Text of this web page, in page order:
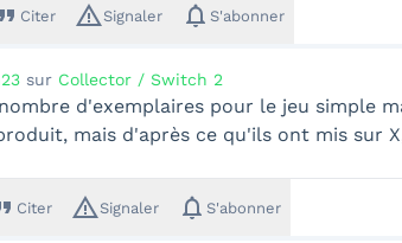
Citer warning_amberSignaler notifications S'abonner
sur Collector / Switch 2
d'exemplaires pour le jeu simple
mais d'après ce qu'ils ont mis sur
Citer warning_amberSignaler notifications S'abonner